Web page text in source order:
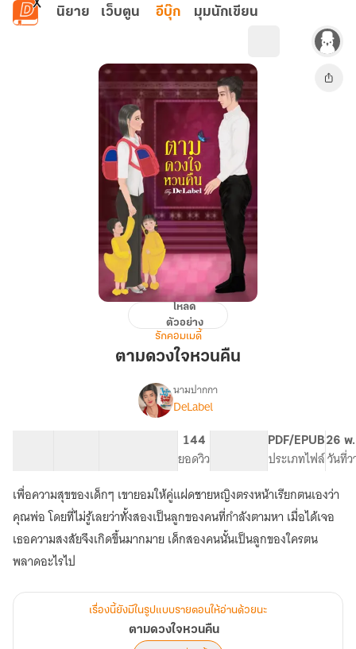
ข้ามไปยังเนื้อหาหลัก
นิยาย เว็บตูน อีบุ๊ก มุมนักเขียน
หวน
โหลด
ตัวอย่าง
รักคอมเมดี้
ตามดวงใจหวนคืน
เรื่อง
ดวงใจ
หวน
คืน
นามปากกา
DeLabel
144
ยอดวิว
PDF/EPUB
ประเภทไฟล์
26 พ
วันที่ว
เพื่อความสุขของเด็กๆ เขายอมให้คู่แฝดชายหญิงตรงหน้าเรียกตนเองว่า
คุณพ่อ โดยที่ไม่รู้เลยว่าทั้งสองเป็นลูกของคนที่กำลังตามหา เมื่อได้เจอ
เธอความสงสัยจึงเกิดขึ้นมากมาย เด็กสองคนนั้นเป็นลูกของใครตน
พลาดอะไรไป
เรื่องนี้ยังมีในรูปแบบรายตอนให้อ่านด้วยนะ
ตามดวงใจหวนคืน